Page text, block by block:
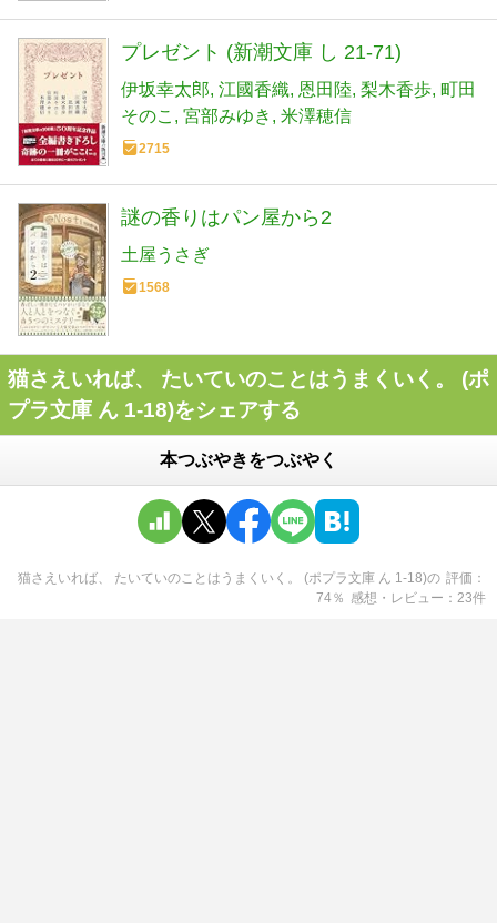
プレゼント (新潮文庫 し 21-71)
伊坂幸太郎 江國香織 恩田陸 梨木香歩 町田
そのこ
宮部みゆき 米澤穂信
2715
謎の香りはパン屋から2
土屋うさぎ
1568
猫さえいれば、 たいていのことはうまくいく。 (ポ
プラ文庫 ん 1-18)をシェアする
本つぶやきをつぶやく
猫さえいれば、 たいていのことはうまくいく。 (ポプラ文庫 ん 1-18)の 評価
74％ 感想・レビュー 23件